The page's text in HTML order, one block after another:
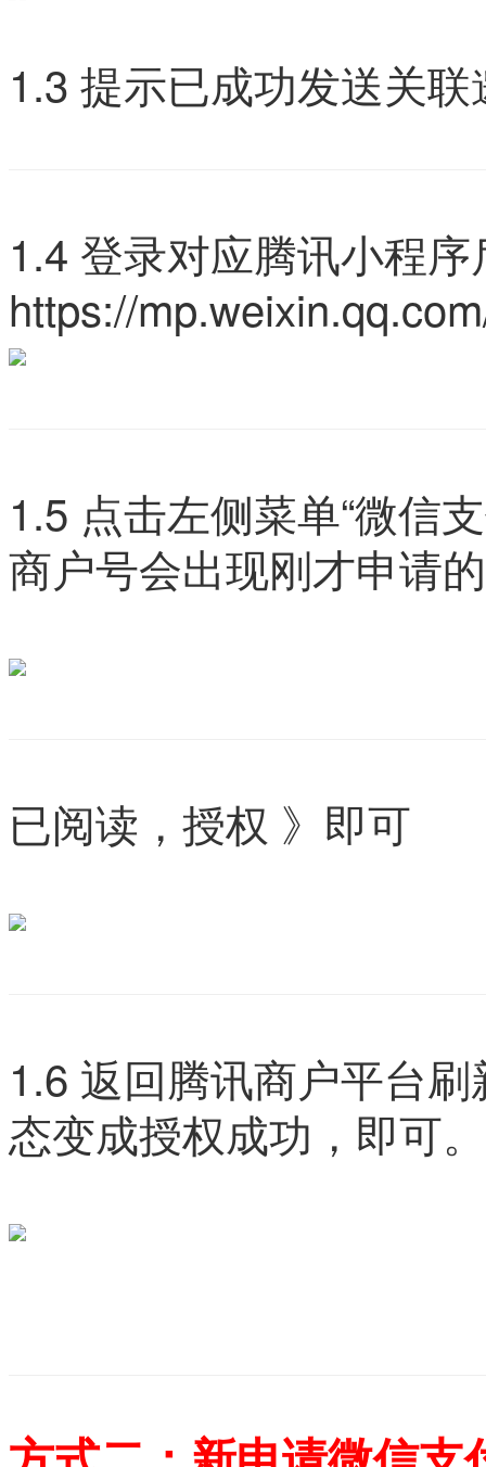
1.3 提示已成功发送关
1.4 登录对应腾讯小程
https://
1.5 点击左侧菜单“微信
商户号会出现刚才申请
已阅读，授权 》即可
1.6 返回腾讯商户平台
态变成授权成功，即可。